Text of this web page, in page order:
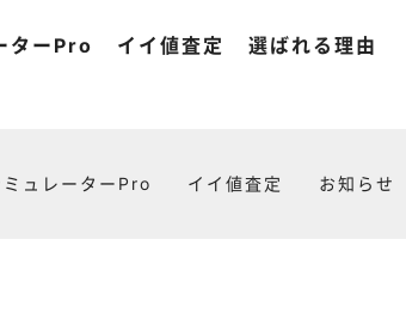
ターPro イイ値査定 選ばれる理由
ミュレーターPro イイ値査定 お知らせ